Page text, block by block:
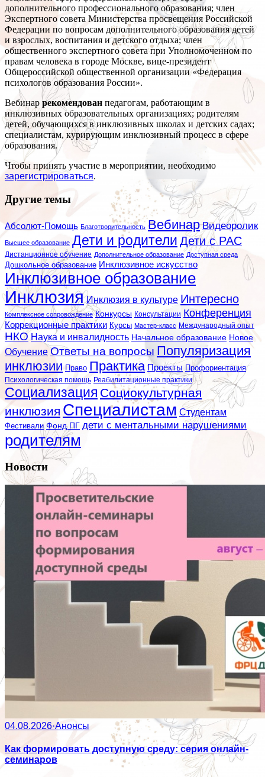
дополнительного профессионального образования; член
Экспертного совета Министерства просвещения Российской
Федерации по вопросам дополнительного образования детей
и взрослых, воспитания и детского отдыха; член
общественного экспертного совета при Уполномоченном по
правам человека в городе Москве, вице-президент
Общероссийской общественной организации «Федерация
психологов образования России».
Вебинар рекомендован педагогам, работающим в
инклюзивных образовательных организациях; родителям
детей, обучающихся в инклюзивных школах и детских садах;
специалистам, курирующим инклюзивный процесс в сфере
образования.
Чтобы принять участие в мероприятии, необходимо
зарегистрироваться.
Другие темы
Абсолют-Помощь Благотворительность Вебинар Видеоролик
Высшее образование Дети и родители Дети с РАС
Дистанционное обучение Дополнительное образование Доступная среда
Дошкольное образование Инклюзивное искусство
Инклюзивное образование
Инклюзия Инклюзия в культуре Интересно
Комплексное сопровождение Конкурсы Консультации Конференция
Коррекционные практики Курсы Мастер-класс Международный опыт
НКО Наука и инвалидность Начальное образование Новое
Обучение Ответы на вопросы Популяризация
инклюзии Право Практика Проекты Профориентация
Психологическая помощь Реабилитационные практики
Социализация Социокультурная
инклюзия Специалистам Студентам
Фестивали Фонд ПГ дети с ментальными нарушениями
родителям
Новости
04.08.2026·Анонсы
Как формировать доступную среду: серия онлайн-
семинаров